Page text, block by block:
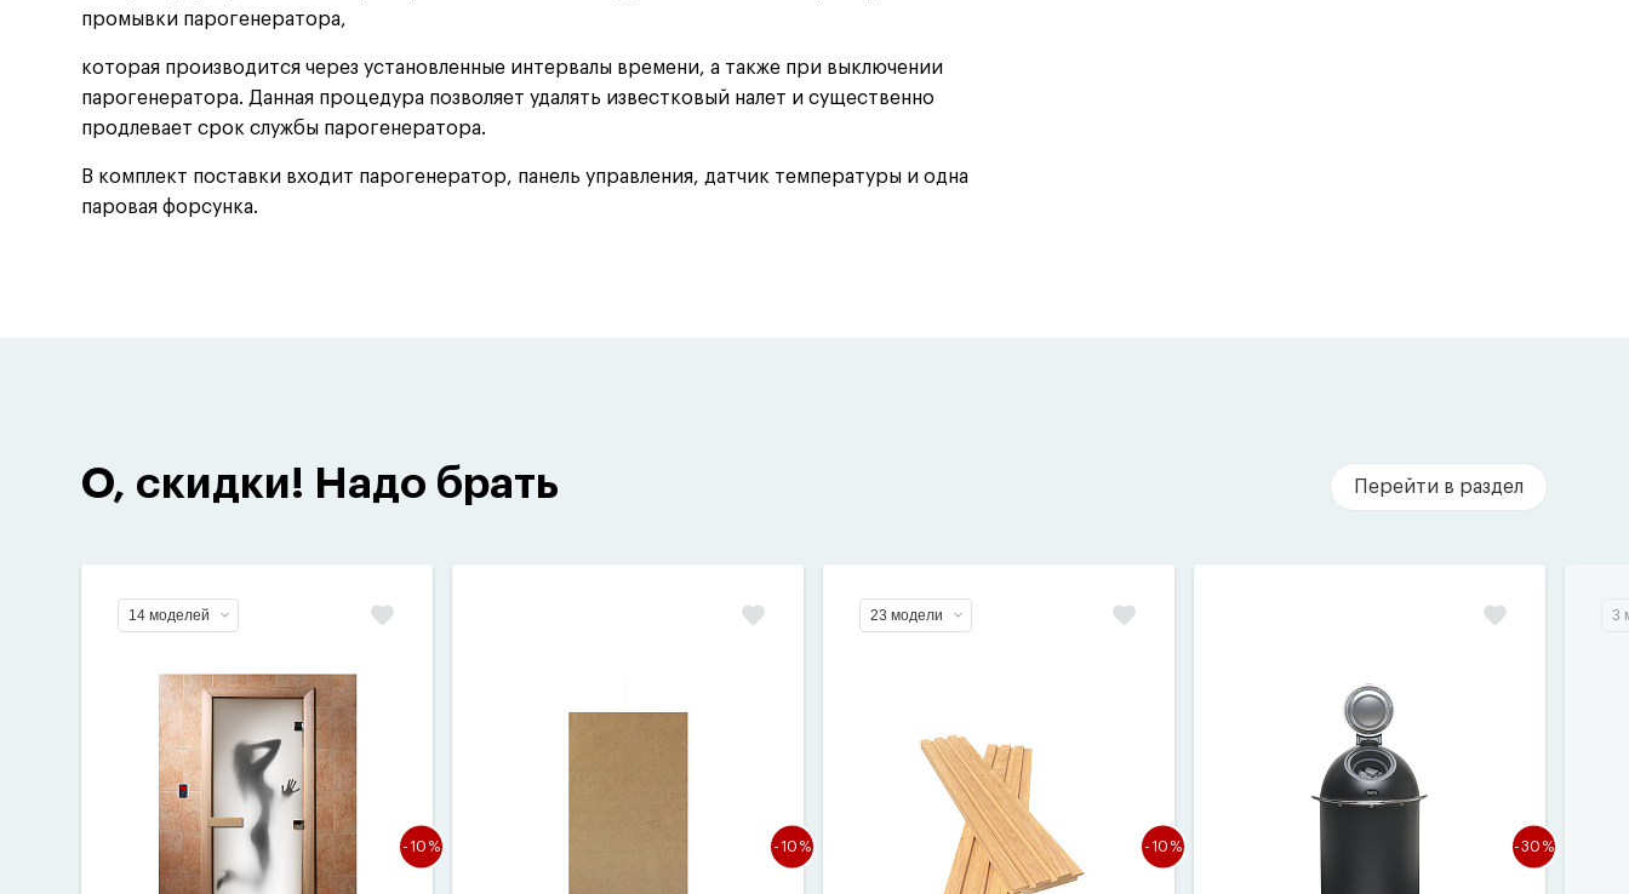
промывки парогенератора,
которая производится через установленные интервалы времени, а также при выключении
парогенератора. Данная процедура позволяет удалять известковый налет и существенно
продлевает срок службы парогенератора.
В комплект поставки входит парогенератор, панель управления, датчик температуры и одна
паровая форсунка.
О, скидки! Надо брать Перейти в раздел
14 моделей
-10% -10%
23 модели
-10% -30%
3